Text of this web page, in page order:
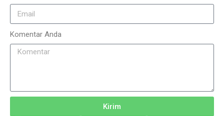
Komentar Anda
Kirim